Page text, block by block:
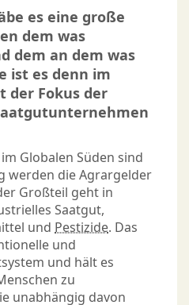
es eine große
dem was
dem an dem was
ist es denn im
der Fokus der
Globalen Süden sind
werden die Agrargelder
Großteil geht in
Saatgut,
und Pestizide. Das
und
und hält es
zu
unabhängig davon